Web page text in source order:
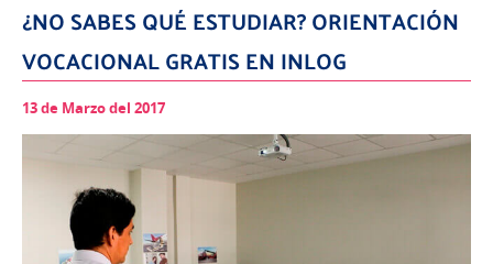
¿NO SABES QUÉ ESTUDIAR? ORIENTACIÓN
VOCACIONAL GRATIS EN INLOG
13 de Marzo del 2017